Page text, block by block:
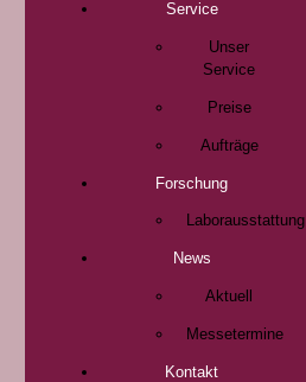
Service
Unser
Service
Preise
Aufträge
Forschung
Laborausstattung
News
Aktuell
Messetermine
Kontakt